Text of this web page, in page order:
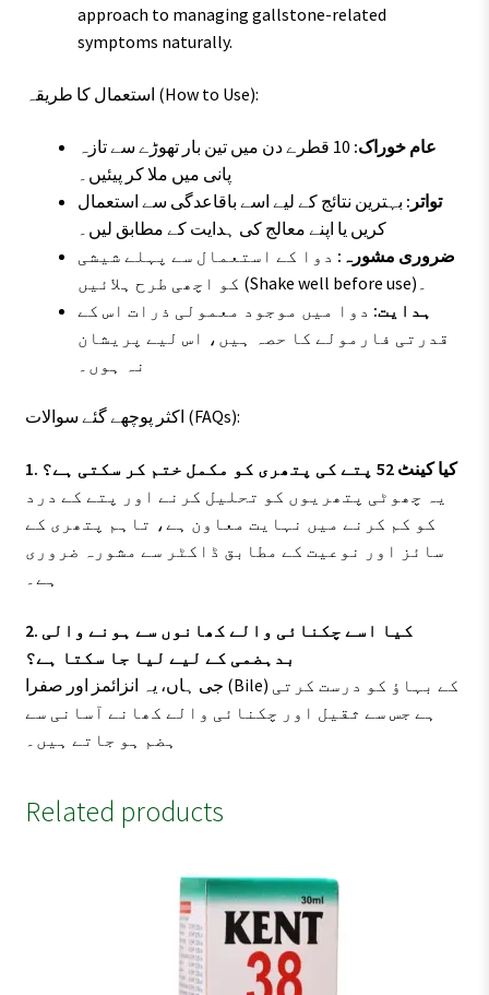
approach to managing gallstone-related
symptoms naturally.
استعمال کا طریقہ (How to Use):
عام خوراک:
10 قطرے دن میں تین بار تھوڑے سے تازہ
پانی میں ملا کر پیئیں۔
تواتر: بہترین نتائج کے لیے اسے باقاعدگی سے استعمال
کریں یا اپنے معالج کی ہدایت کے مطابق لیں۔
ضروری مشورہ: دوا کے استعمال سے پہلے شیشی
ہدایت: دوا میں موجود معمولی ذرات اس کے
قدرتی فارمولے کا حصہ ہیں، اس لیے پریشان
نہ ہوں۔
اکثر پوچھے گئے سوالات (FAQs):
1. کیا کینٹ 52 پتے کی پتھری کو مکمل ختم کر سکتی ہے؟
یہ چھوٹی پتھریوں کو تحلیل کرنے اور پتے کے درد
کو کم کرنے میں نہایت معاون ہے، تاہم پتھری کے
سائز اور نوعیت کے مطابق ڈاکٹر سے مشورہ ضروری
ہے۔
2. کیا اسے چکنائی والے کھانوں سے ہونے والی
بدہضمی کے لیے لیا جا سکتا ہے؟
جی ہاں، یہ انزائمز اور صفرا (Bile) کے بہاؤ کو درست کرتی
ہے جس سے ثقیل اور چکنائی والے کھانے آسانی سے
ہضم ہو جاتے ہیں۔
Related products